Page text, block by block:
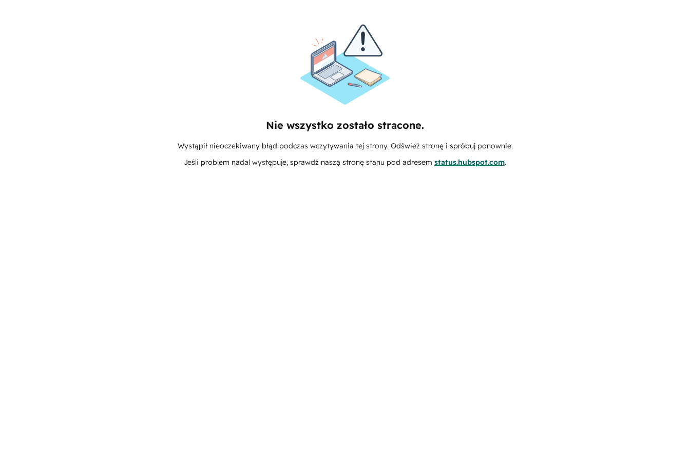
Nie wszystko zostało stracone.
Wystąpił nieoczekiwany błąd podczas wczytywania tej strony. Odśwież stronę i spróbuj ponownie.
Jeśli problem nadal występuje, sprawdź naszą stronę stanu pod adresem status.hubspot.com.